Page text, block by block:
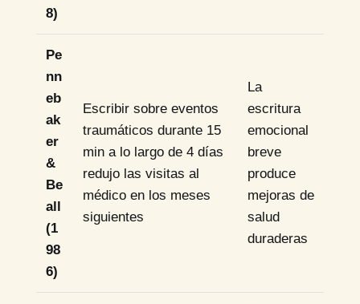
8)
Pe
nn
eb
ak
er
&
Be
all
(1
98
6)
Escribir sobre eventos
traumáticos durante 15
min a lo largo de 4 días
redujo las visitas al
médico en los meses
siguientes
La
escritura
emocional
breve
produce
mejoras de
salud
duraderas